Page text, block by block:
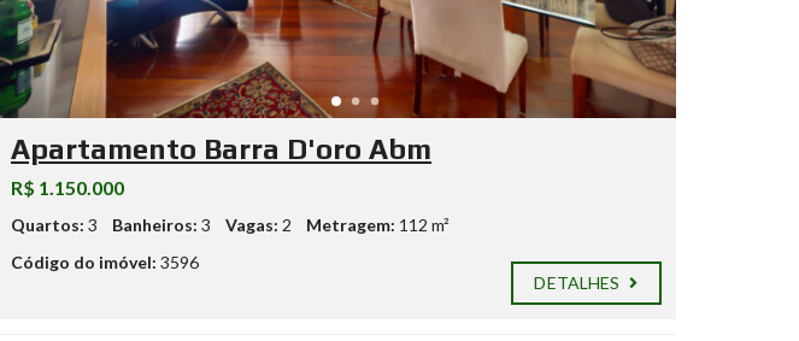
Apartamento Barra D'oro Abm
R$ 1.150.000
Quartos: 3 Banheiros: 3 Vagas: 2 Metragem: 112 m²
Código do imóvel: 3596
DETALHES